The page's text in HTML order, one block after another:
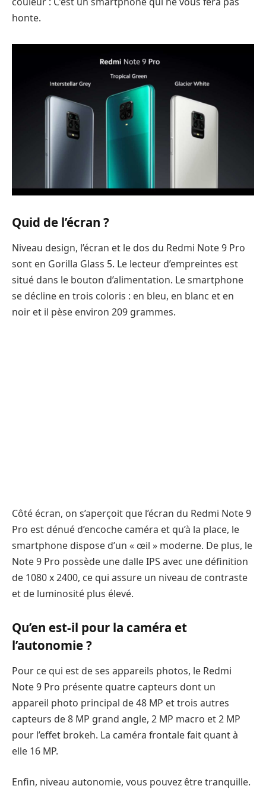
honte.
Quid de l’écran ?
Niveau design, l’écran et le dos du Redmi Note 9 Pro
sont en Gorilla Glass 5. Le lecteur d’empreintes est
situé dans le bouton d’alimentation. Le smartphone
se décline en trois coloris : en bleu, en blanc et en
noir et il pèse environ 209 grammes.
Côté écran, on s’aperçoit que l’écran du Redmi Note 9
Pro est dénué d’encoche caméra et qu’à la place, le
smartphone dispose d’un « œil » moderne. De plus, le
Note 9 Pro possède une dalle IPS avec une définition
de 1080 x 2400, ce qui assure un niveau de contraste
et de luminosité plus élevé.
Qu’en est-il pour la caméra et
l’autonomie ?
Pour ce qui est de ses appareils photos, le Redmi
Note 9 Pro présente quatre capteurs dont un
appareil photo principal de 48 MP et trois autres
capteurs de 8 MP grand angle, 2 MP macro et 2 MP
pour l’effet brokeh. La caméra frontale fait quant à
elle 16 MP.
Enfin, niveau autonomie, vous pouvez être tranquille.